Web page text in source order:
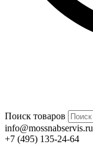
Поиск товаров
info@mossnabservis.ru
+7 (495) 135-24-64